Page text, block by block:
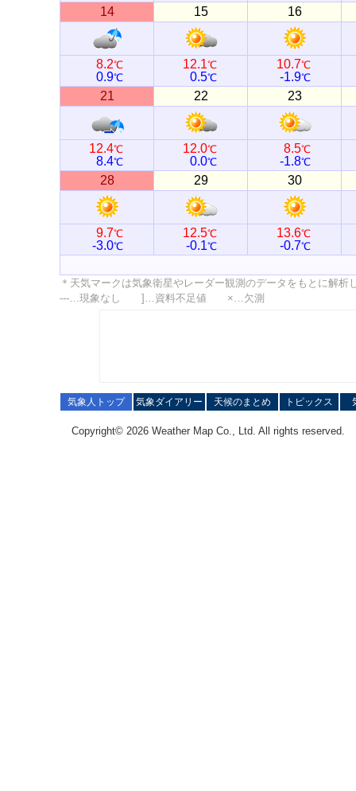
14 15 16
8.2℃
0.9℃
12.1℃
0.5℃
10.7℃
-1.9℃
21 22 23
12.4℃
8.4℃
12.0℃
0.0℃
8.5℃
-1.8℃
28 29 30
9.7℃
-3.0℃
12.5℃
-0.1℃
13.6℃
-0.7℃
＊天気マークは気象衛星やレーダー観測のデータをもとに解
---…現象なし ]…資料不足値 ×…欠測
気象人トップ 気象ダイアリー 天候のまとめ トピックス
Copyright© 2026 Weather Map Co., Ltd. All rights reserved.